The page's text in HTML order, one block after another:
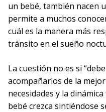
un bebé, también nacen
permite a muchos
cuál es la manera más
tránsito en el sueño
La cuestión no es si
acompañarlos de la
necesidades y la
bebé crezca sintiéndose